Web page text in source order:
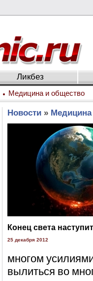
Ликбез
Медицина и общество
Новости»
Конец света
25 декабря 2012
многом
вылиться во